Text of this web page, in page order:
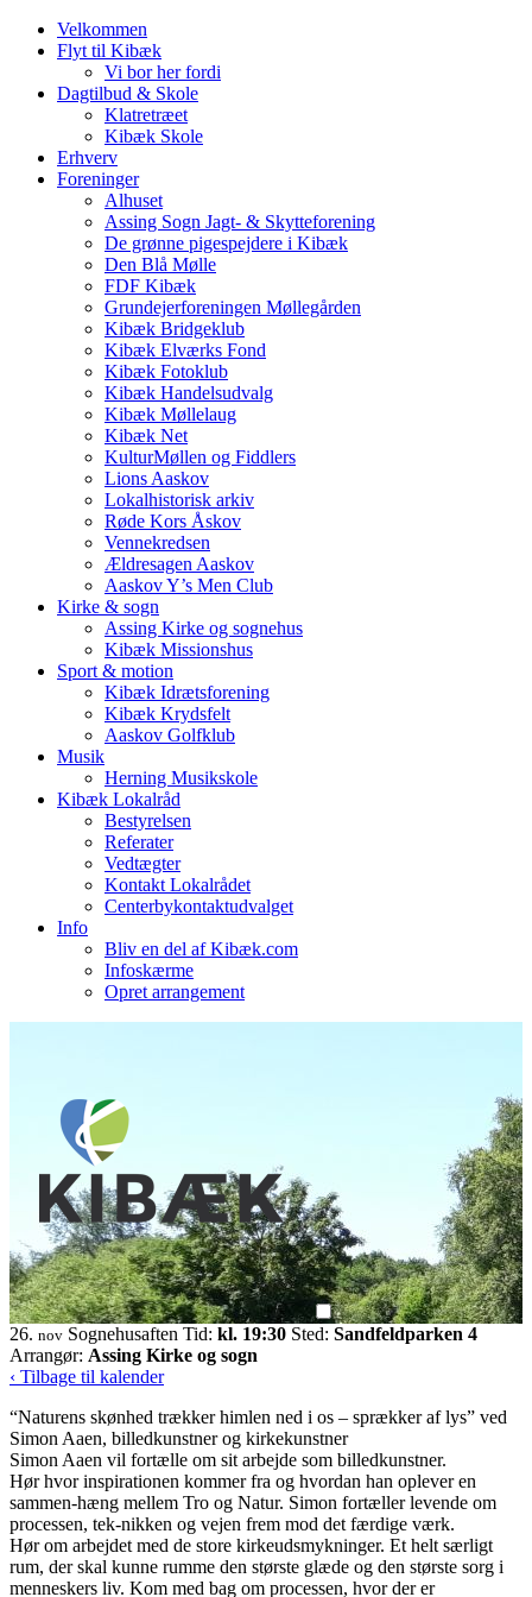
Velkommen
Flyt til Kibæk
Vi bor her fordi
Dagtilbud & Skole
Klatretræet
Kibæk Skole
Erhverv
Foreninger
Alhuset
Assing Sogn Jagt- & Skytteforening
De grønne pigespejdere i Kibæk
Den Blå Mølle
FDF Kibæk
Grundejerforeningen Møllegården
Kibæk Bridgeklub
Kibæk Elværks Fond
Kibæk Fotoklub
Kibæk Handelsudvalg
Kibæk Møllelaug
Kibæk Net
KulturMøllen og Fiddlers
Lions Aaskov
Lokalhistorisk arkiv
Røde Kors Åskov
Vennekredsen
Ældresagen Aaskov
Aaskov Y’s Men Club
Kirke & sogn
Assing Kirke og sognehus
Kibæk Missionshus
Sport & motion
Kibæk Idrætsforening
Kibæk Krydsfelt
Aaskov Golfklub
Musik
Herning Musikskole
Kibæk Lokalråd
Bestyrelsen
Referater
Vedtægter
Kontakt Lokalrådet
Centerbykontaktudvalget
Info
Bliv en del af Kibæk.com
Infoskærme
Opret arrangement
26. nov Sognehusaften Tid: kl. 19:30 Sted: Sandfeldparken 4
Arrangør: Assing Kirke og sogn
‹ Tilbage til kalender
“Naturens skønhed trækker himlen ned i os – sprækker af lys” ved
Simon Aaen, billedkunstner og kirkekunstner
Simon Aaen vil fortælle om sit arbejde som billedkunstner.
Hør hvor inspirationen kommer fra og hvordan han oplever en
sammen-hæng mellem Tro og Natur. Simon fortæller levende om
processen, tek-nikken og vejen frem mod det færdige værk.
Hør om arbejdet med de store kirkeudsmykninger. Et helt særligt
rum, der skal kunne rumme den største glæde og den største sorg i
menneskers liv. Kom med bag om processen, hvor der er